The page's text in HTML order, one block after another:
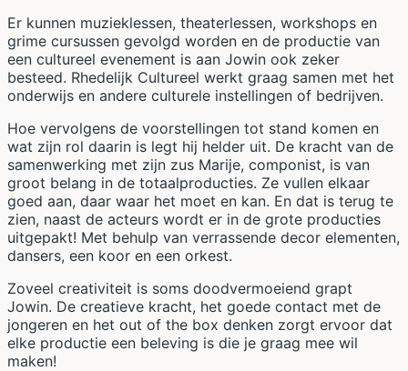
Er kunnen muzieklessen, theaterlessen, workshops en
grime cursussen gevolgd worden en de productie van
een cultureel evenement is aan Jowin ook zeker
besteed. Rhedelijk Cultureel werkt graag samen met het
onderwijs en andere culturele instellingen of bedrijven.
Hoe vervolgens de voorstellingen tot stand komen en
wat zijn rol daarin is legt hij helder uit. De kracht van de
samenwerking met zijn zus Marije, componist, is van
groot belang in de totaalproducties. Ze vullen elkaar
goed aan, daar waar het moet en kan. En dat is terug te
zien, naast de acteurs wordt er in de grote producties
uitgepakt! Met behulp van verrassende decor elementen,
dansers, een koor en een orkest.
Zoveel creativiteit is soms doodvermoeiend grapt
Jowin. De creatieve kracht, het goede contact met de
jongeren en het out of the box denken zorgt ervoor dat
elke productie een beleving is die je graag mee wil
maken!